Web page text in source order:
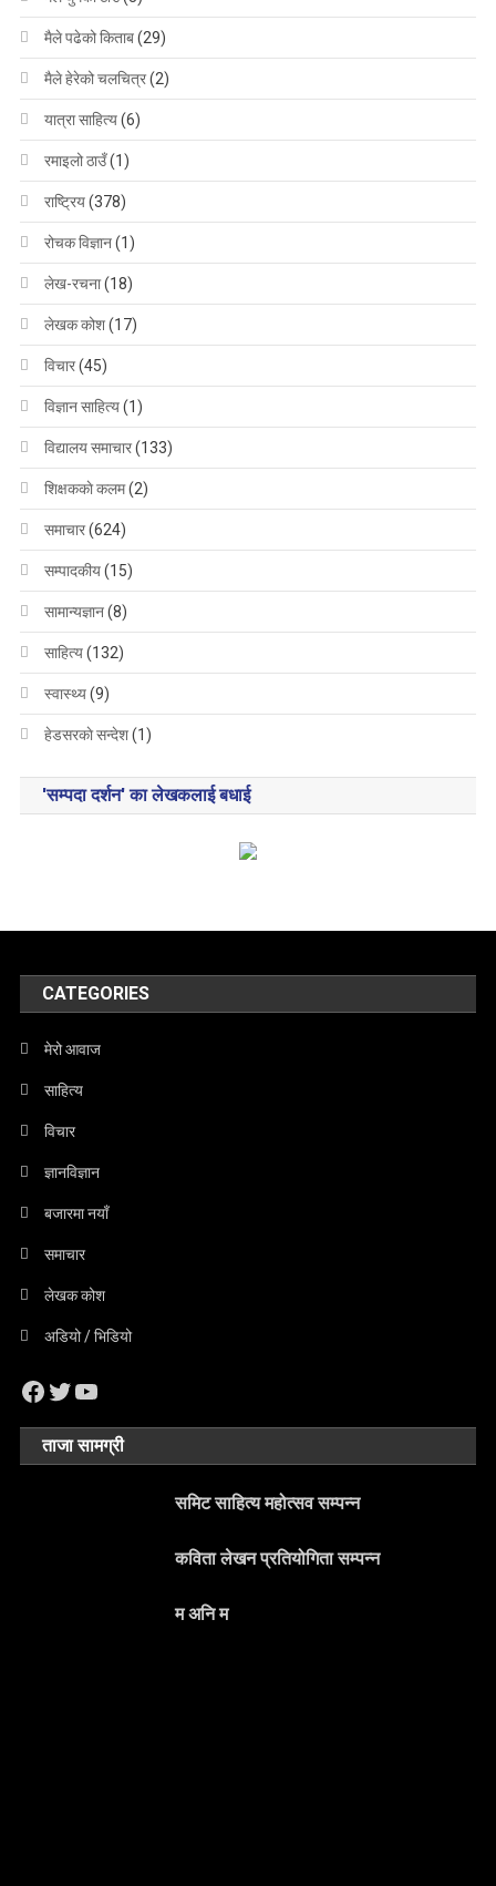
मैले पढेको किताब(29)
मैले हेरेको चलचित्र(2)
यात्रा साहित्य(6)
रमाइलो ठाउँ(1)
राष्ट्रिय(378)
रोचक विज्ञान(1)
लेख-रचना(18)
लेखक कोश(17)
विचार(45)
विज्ञान साहित्य(1)
विद्यालय समाचार(133)
शिक्षककाे कलम(2)
समाचार(624)
सम्पादकीय(15)
सामान्यज्ञान(8)
साहित्य(132)
स्वास्थ्य(9)
हेडसरकाे सन्देश(1)
'सम्पदा दर्शन' का लेखकलाई बधाई
CATEGORIES
मेरो आवाज
साहित्य
विचार
ज्ञानविज्ञान
बजारमा नयाँ
समाचार
लेखक कोश
अडियो / भिडियो
Facebook
Twitter
YouTube
ताजा सामग्री
समिट साहित्य महोत्सव सम्पन्न
कविता लेखन प्रतियोगिता सम्पन्न
म अनि म